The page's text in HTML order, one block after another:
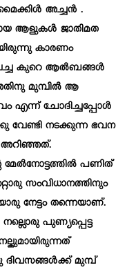
അച്ചൻ .
ആളുകൾ ജാതിമത
കാരണം
വച്ച കുറെ ആൽബങ്ങൾ
മുമ്പിൽ ആ
എന്ന് ചോദിച്ചപ്പോൾ
വേണ്ടി നടക്കുന്ന ഭവന
അറിഞ്ഞത്.
മേൽനോട്ടത്തിൽ പണിത്
സംവിധാനത്തിനും
നേട്ടം തന്നെയാണ്.
പുണ്യപ്പെട്ട
മുമ്പ്